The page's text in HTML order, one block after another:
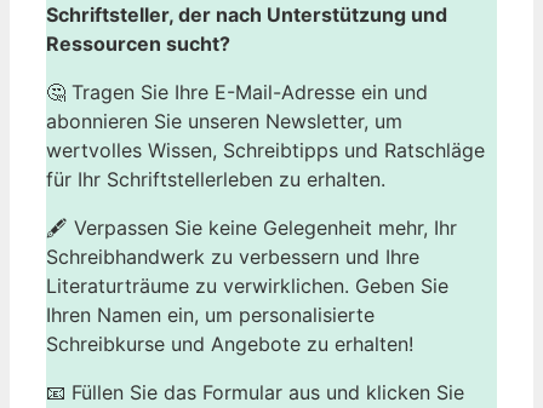
Schriftsteller, der nach Unterstützung und
Ressourcen sucht?
🤔 Tragen Sie Ihre E-Mail-Adresse ein und
abonnieren Sie unseren Newsletter, um
wertvolles Wissen, Schreibtipps und Ratschläge
für Ihr Schriftstellerleben zu erhalten.
🖋️ Verpassen Sie keine Gelegenheit mehr, Ihr
Schreibhandwerk zu verbessern und Ihre
Literaturträume zu verwirklichen. Geben Sie
Ihren Namen ein, um personalisierte
Schreibkurse und Angebote zu erhalten!
📧 Füllen Sie das Formular aus und klicken Sie